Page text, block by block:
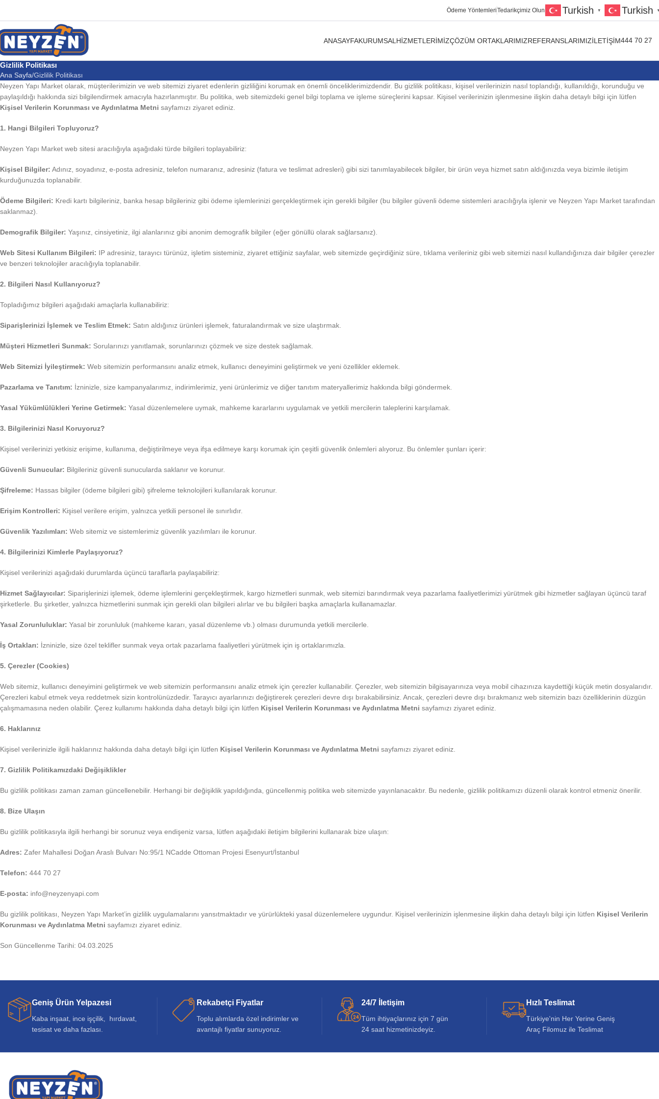
Ödeme YöntemleriTedarikçimiz Olun Turkish ▼ Turkish
ANASAYFAKURUMSAL HIZMETLERIMIZÇÖZÜM ORTAKLARIMIZREFERANSLARIMIZİLETIŞIM444 70 27
Gizlilik Politikası
Ana Sayfa Gizlilik Politikası
Neyzen Yapı Market olarak, müşterilerimizin ve web sitemizi ziyaret edenlerin gizliliğini korumak en önemli önceliklerimizdendir. Bu gizlilik politikası, kişisel verilerinizin nasıl toplandığı, kullanıldığı, korunduğu ve
paylaşıldığı hakkında sizi bilgilendirmek amacıyla hazırlanmıştır. Bu politika, web sitemizdeki genel bilgi toplama ve işleme süreçlerini kapsar. Kişisel verilerinizin işlenmesine ilişkin daha detaylı bilgi için lütfen
Kişisel Verilerin Korunması ve Aydınlatma Metni sayfamızı ziyaret ediniz.
1. Hangi Bilgileri Topluyoruz?
Neyzen Yapı Market web sitesi aracılığıyla aşağıdaki türde bilgileri toplayabiliriz:
Kişisel Bilgiler: Adınız, soyadınız, e-posta adresiniz, telefon numaranız, adresiniz (fatura ve teslimat adresleri) gibi sizi tanımlayabilecek bilgiler, bir ürün veya hizmet satın aldığınızda veya bizimle iletişim
kurduğunuzda toplanabilir.
Ödeme Bilgileri: Kredi kartı bilgileriniz, banka hesap bilgileriniz gibi ödeme işlemlerinizi gerçekleştirmek için gerekli bilgiler (bu bilgiler güvenli ödeme sistemleri aracılığıyla işlenir ve Neyzen Yapı Market tarafından
saklanmaz).
Demografik Bilgiler: Yaşınız, cinsiyetiniz, ilgi alanlarınız gibi anonim demografik bilgiler (eğer gönüllü olarak sağlarsanız).
Web Sitesi Kullanım Bilgileri: IP adresiniz, tarayıcı türünüz, işletim sisteminiz, ziyaret ettiğiniz sayfalar, web sitemizde geçirdiğiniz süre, tıklama verileriniz gibi web sitemizi nasıl kullandığınıza dair bilgiler çerezler
ve benzeri teknolojiler aracılığıyla toplanabilir.
2. Bilgileri Nasıl Kullanıyoruz?
Topladığımız bilgileri aşağıdaki amaçlarla kullanabiliriz:
Siparişlerinizi İşlemek ve Teslim Etmek: Satın aldığınız ürünleri işlemek, faturalandırmak ve size ulaştırmak.
Müşteri Hizmetleri Sunmak: Sorularınızı yanıtlamak, sorunlarınızı çözmek ve size destek sağlamak.
Web Sitemizi İyileştirmek: Web sitemizin performansını analiz etmek, kullanıcı deneyimini geliştirmek ve yeni özellikler eklemek.
Pazarlama ve Tanıtım: İzninizle, size kampanyalarımız, indirimlerimiz, yeni ürünlerimiz ve diğer tanıtım materyallerimiz hakkında bilgi göndermek.
Yasal Yükümlülükleri Yerine Getirmek: Yasal düzenlemelere uymak, mahkeme kararlarını uygulamak ve yetkili mercilerin taleplerini karşılamak.
3. Bilgilerinizi Nasıl Koruyoruz?
Kişisel verilerinizi yetkisiz erişime, kullanıma, değiştirilmeye veya ifşa edilmeye karşı korumak için çeşitli güvenlik önlemleri alıyoruz. Bu önlemler şunları içerir:
Güvenli Sunucular: Bilgileriniz güvenli sunucularda saklanır ve korunur.
Şifreleme: Hassas bilgiler (ödeme bilgileri gibi) şifreleme teknolojileri kullanılarak korunur.
Erişim Kontrolleri: Kişisel verilere erişim, yalnızca yetkili personel ile sınırlıdır.
Güvenlik Yazılımları: Web sitemiz ve sistemlerimiz güvenlik yazılımları ile korunur.
4. Bilgilerinizi Kimlerle Paylaşıyoruz?
Kişisel verilerinizi aşağıdaki durumlarda üçüncü taraflarla paylaşabiliriz:
Hizmet Sağlayıcılar: Siparişlerinizi işlemek, ödeme işlemlerini gerçekleştirmek, kargo hizmetleri sunmak, web sitemizi barındırmak veya pazarlama faaliyetlerimizi yürütmek gibi hizmetler sağlayan üçüncü taraf
şirketlerle. Bu şirketler, yalnızca hizmetlerini sunmak için gerekli olan bilgileri alırlar ve bu bilgileri başka amaçlarla kullanamazlar.
Yasal Zorunluluklar: Yasal bir zorunluluk (mahkeme kararı, yasal düzenleme vb.) olması durumunda yetkili mercilerle.
İş Ortakları: İzninizle, size özel teklifler sunmak veya ortak pazarlama faaliyetleri yürütmek için iş ortaklarımızla.
5. Çerezler (Cookies)
Web sitemiz, kullanıcı deneyimini geliştirmek ve web sitemizin performansını analiz etmek için çerezler kullanabilir. Çerezler, web sitemizin bilgisayarınıza veya mobil cihazınıza kaydettiği küçük metin dosyalarıdır.
Çerezleri kabul etmek veya reddetmek sizin kontrolünüzdedir. Tarayıcı ayarlarınızı değiştirerek çerezleri devre dışı bırakabilirsiniz. Ancak, çerezleri devre dışı bırakmanız web sitemizin bazı özelliklerinin düzgün
çalışmamasına neden olabilir. Çerez kullanımı hakkında daha detaylı bilgi için lütfen Kişisel Verilerin Korunması ve Aydınlatma Metni sayfamızı ziyaret ediniz.
6. Haklarınız
Kişisel verilerinizle ilgili haklarınız hakkında daha detaylı bilgi için lütfen Kişisel Verilerin Korunması ve Aydınlatma Metni sayfamızı ziyaret ediniz.
7. Gizlilik Politikamızdaki Değişiklikler
Bu gizlilik politikası zaman zaman güncellenebilir. Herhangi bir değişiklik yapıldığında, güncellenmiş politika web sitemizde yayınlanacaktır. Bu nedenle, gizlilik politikamızı düzenli olarak kontrol etmeniz önerilir.
8. Bize Ulaşın
Bu gizlilik politikasıyla ilgili herhangi bir sorunuz veya endişeniz varsa, lütfen aşağıdaki iletişim bilgilerini kullanarak bize ulaşın:
Adres: Zafer Mahallesi Doğan Araslı Bulvarı No:95/1 NCadde Ottoman Projesi Esenyurt/İstanbul
Telefon: 444 70 27
E-posta: info@neyzenyapi.com
Bu gizlilik politikası, Neyzen Yapı Market’in gizlilik uygulamalarını yansıtmaktadır ve yürürlükteki yasal düzenlemelere uygundur. Kişisel verilerinizin işlenmesine ilişkin daha detaylı bilgi için lütfen Kişisel Verilerin
Korunması ve Aydınlatma Metni sayfamızı ziyaret ediniz.
Son Güncellenme Tarihi: 04.03.2025
Geniş Ürün Yelpazesi
Kaba inşaat, ince işçilik, hırdavat,
tesisat ve daha fazlası.
Rekabetçi Fiyatlar
Toplu alımlarda özel indirimler ve
avantajlı fiyatlar sunuyoruz.
24/7 İletişim
Tüm ihtiyaçlarınız için 7 gün
24 saat hizmetinizdeyiz.
Hızlı Teslimat
Türkiye'nin Her Yerine Geniş
Araç Filomuz ile Teslimat